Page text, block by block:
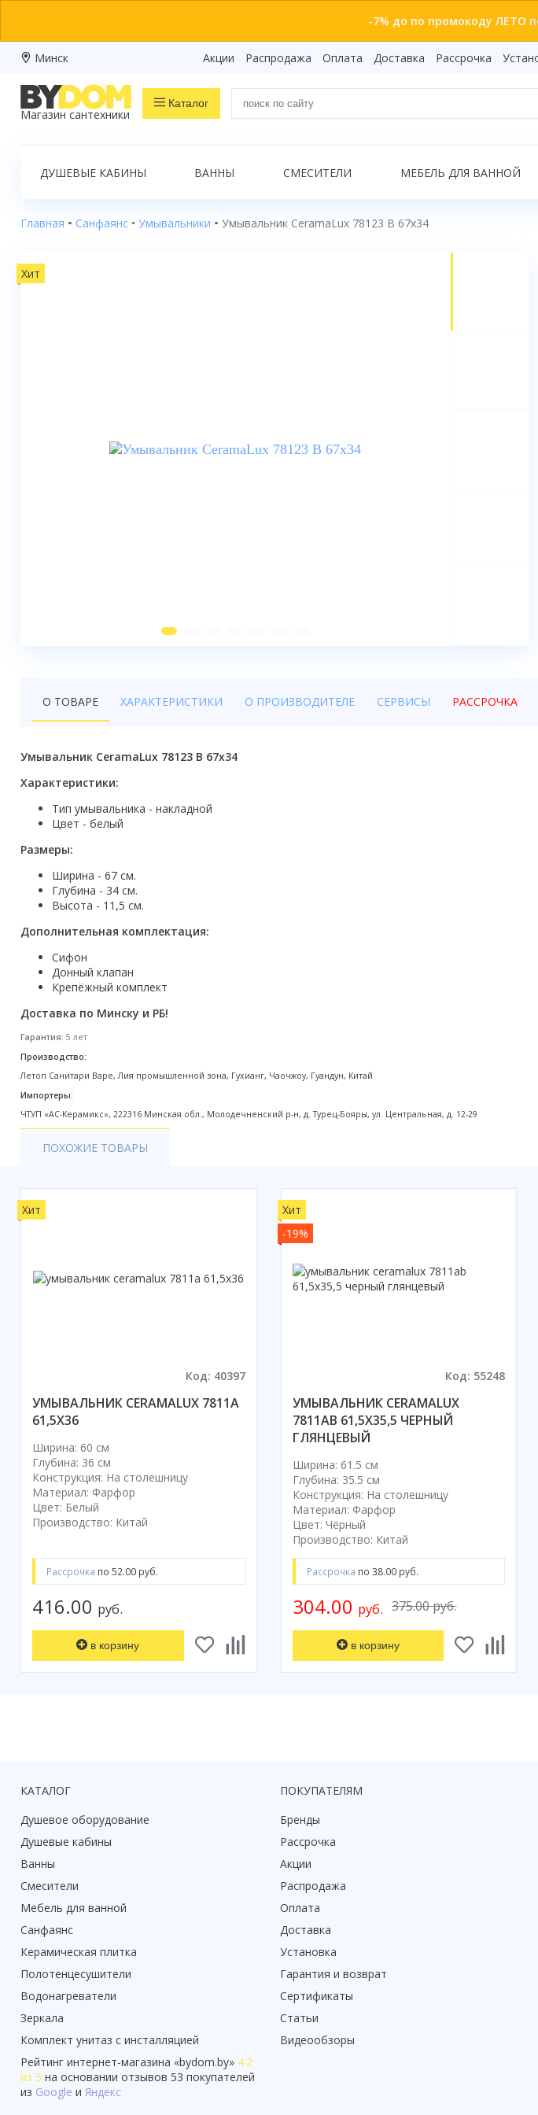
-7% до по промокоду ЛЕТО
Минск Акции Распродажа Оплата Доставка Рассрочка
Магазин сантехники
Каталог
Показать все
Распродажа
Ванны
Смесители
Кухонные мойки
Трапы
Радиаторы отопления
Котлы отопления
Аксессуары для ванной
Люки
Дом и сад
Готовые кухни
Акции
ДУШЕВЫЕ КАБИНЫ ВАННЫ СМЕСИТЕЛИ МЕБЕЛЬ ДЛЯ ВАННОЙ
Главная Санфаянс Умывальники Умывальник CeramaLux 78123 B 67x34
Хит
О ТОВАРЕ ХАРАКТЕРИСТИКИ О ПРОИЗВОДИТЕЛЕ СЕРВИСЫ РАССРОЧКА
Умывальник CeramaLux 78123 B 67x34
Характеристики:
Тип умывальника - накладной
Цвет - белый
Размеры:
Ширина - 67 см.
Глубина - 34 см.
Высота - 11,5 см.
Дополнительная комплектация:
Сифон
Донный клапан
Крепёжный комплект
Доставка по Минску и РБ!
Гарантия: 5 лет
Производство:
Летоп Санитари Варе, Лия промышленной зона, Гуxианг, Чаочжоу, Гуандун, Китай
Импортеры:
ЧТУП «АС-Керамикс», 222316 Минская обл., Молодечненский р-н, д. Турец-Бояры, ул. Центральная, д. 12-29
ПОХОЖИЕ ТОВАРЫ
Хит
Код: 40397
УМЫВАЛЬНИК CERAMALUX 7811А
61,5X36
Ширина: 60 см
Глубина: 36 см
Конструкция: На столешницу
Материал: Фарфор
Цвет: Белый
Производство: Китай
Рассрочка по 52.00 руб.
416.00 руб.
в корзину
Хит
-19%
Код: 55248
УМЫВАЛЬНИК CERAMALUX
7811AB 61,5X35,5 ЧЕРНЫЙ
ГЛЯНЦЕВЫЙ
Ширина: 61.5 см
Глубина: 35.5 см
Конструкция: На столешницу
Материал: Фарфор
Цвет: Чёрный
Производство: Китай
Рассрочка по 38.00 руб.
375.00 руб.
304.00 руб.
в корзину
КАТАЛОГ
Душевое оборудование
Душевые кабины
Ванны
Смесители
Мебель для ванной
Санфаянс
Керамическая плитка
Полотенцесушители
Водонагреватели
Зеркала
Комплект унитаз с инсталляцией
Рейтинг интернет-магазина «bydom.by» 4.2
из 5 на основании отзывов 53 покупателей
из Google и Яндекс
ПОКУПАТЕЛЯМ
Бренды
Рассрочка
Акции
Распродажа
Оплата
Доставка
Установка
Гарантия и возврат
Сертификаты
Статьи
Видеообзоры